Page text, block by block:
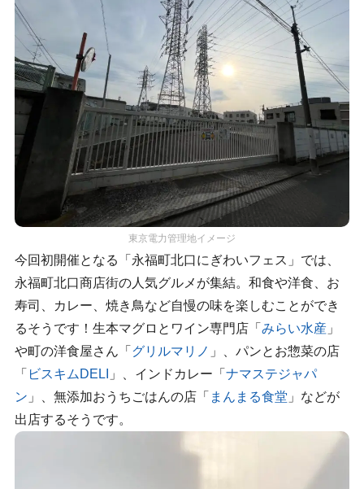
東京電力管理地イメージ
今回初開催となる「永福町北口にぎわいフェス」では、
永福町北口商店街の人気グルメが集結。和食や洋食、お
寿司、カレー、焼き鳥など自慢の味を楽しむことができ
るそうです！生本マグロとワイン専門店「 みらい水産」
や町の洋食屋さん「 グリルマリノ 」、パンとお惣菜の店
「 ビスキムDELI 」、インドカレー「 ナマステジャパ
ン 」、無添加おうちごはんの店「 まんまる食堂 」などが
出店するそうです。